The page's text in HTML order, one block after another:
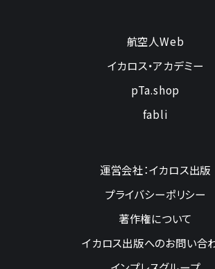
航空人Web
イカロス・アカデミー
pTa.shop
fabli
運営会社：イカロス出版
プライバシーポリシー
著作権について
イカロス出版へのお問い合